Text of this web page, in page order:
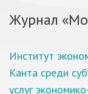
Журнал
Институт
Канта среди
услуг